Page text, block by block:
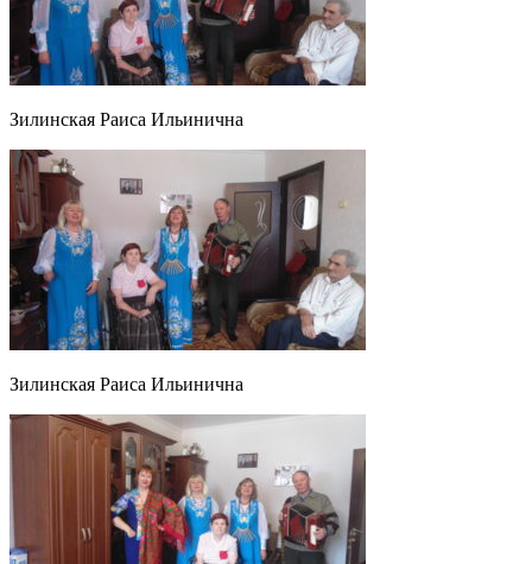
Зилинская Раиса Ильинична
Зилинская Раиса Ильинична